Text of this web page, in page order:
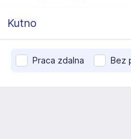
Praca zdalna Bez